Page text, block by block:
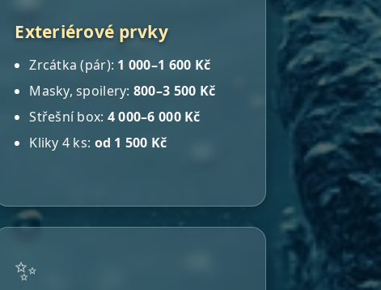
Exteriérové prvky
Zrcátka (pár): 1 000–1 600 Kč
Masky, spoilery: 800–3 500 Kč
Střešní box: 4 000–6 000 Kč
Kliky 4 ks: od 1 500 Kč
✨